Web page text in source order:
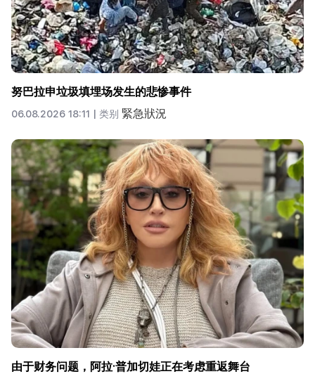
努巴拉申垃圾填埋场发生的悲惨事件
06.08.2026 18:11 | 类别 緊急狀況
由于财务问题，阿拉·普加切娃正在考虑重返舞台